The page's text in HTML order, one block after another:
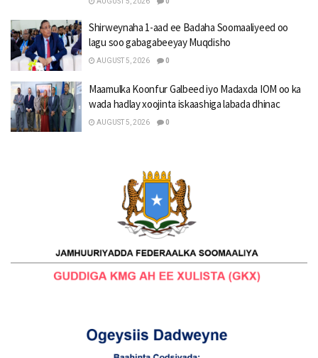
Shirweynaha 1-aad ee Badaha Soomaaliyeed oo
lagu soo gabagabeeyay Muqdisho
AUGUST 5, 2026 0
Maamulka Koonfur Galbeed iyo Madaxda IOM oo ka
wada hadlay xoojinta iskaashiga labada dhinac
AUGUST 5, 2026 0